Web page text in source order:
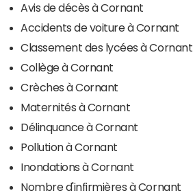
Avis de décès à Cornant
Accidents de voiture à Cornant
Classement des lycées à Cornant
Collège à Cornant
Crèches à Cornant
Maternités à Cornant
Délinquance à Cornant
Pollution à Cornant
Inondations à Cornant
Nombre d'infirmières à Cornant